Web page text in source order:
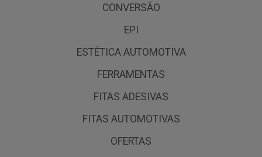
CONVERSÃO
EPI
ESTÉTICA AUTOMOTIVA
FERRAMENTAS
FITAS ADESIVAS
FITAS AUTOMOTIVAS
OFERTAS